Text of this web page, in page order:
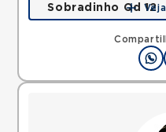
Sobradinho Qd 12
QUADRA,